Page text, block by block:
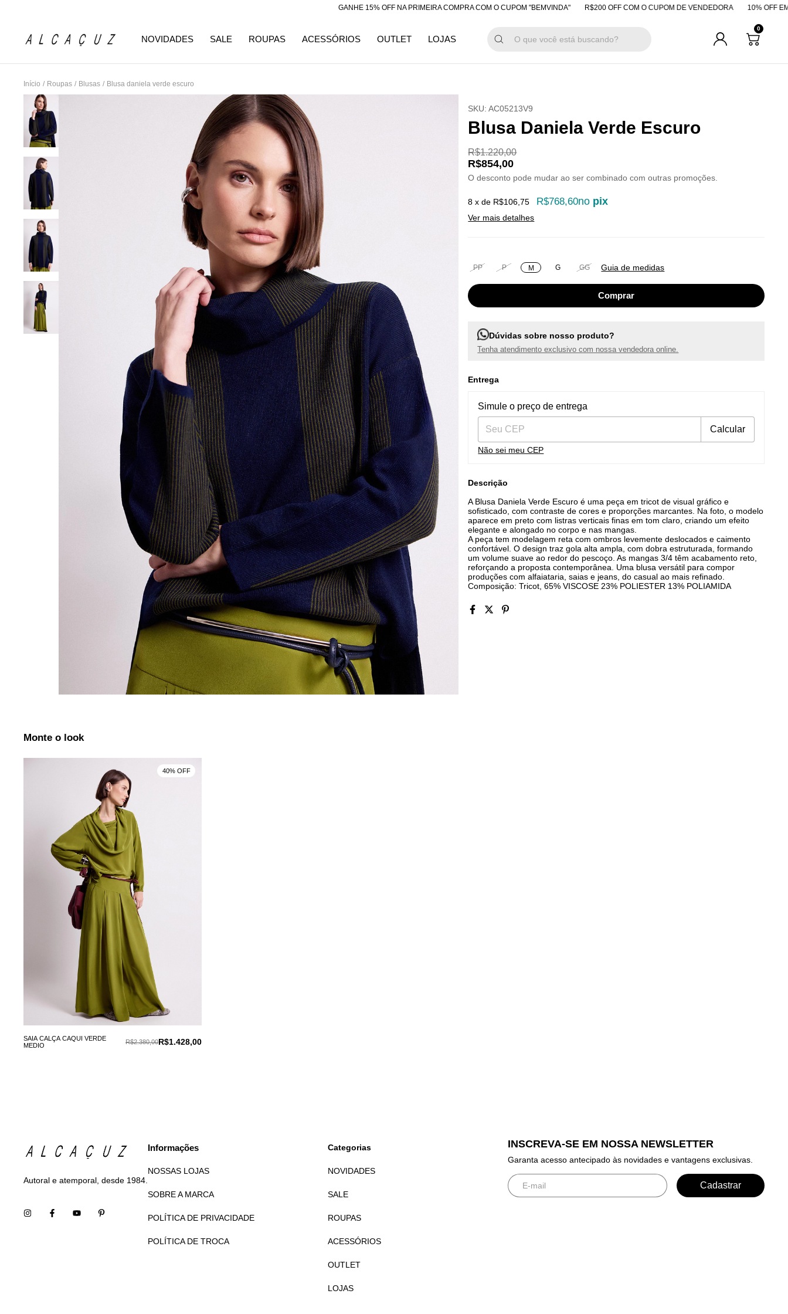
GANHE 15% OFF NA PRIMEIRA COMPRA COM O CUPOM "BEMVINDA" R$200 OFF COM O CUPOM DE VENDEDORA 10% OFF EM
NOVIDADES SALE ROUPAS ACESSÓRIOS OUTLET LOJAS
0
Início / Roupas / Blusas / Blusa daniela verde escuro
SKU:AC05213V9
Blusa Daniela Verde Escuro
R$1.220,00
R$854,00
O desconto pode mudar ao ser combinado com outras promoções.
8 x de R$106,75 R$768,60no pix
Ver mais detalhes
PP P M G GG Guia de medidas
Dúvidas sobre nosso produto?
Tenha atendimento exclusivo com nossa vendedora online.
Entrega
Entregas para o CEP:
Simule o preço de entrega
Calcular
Não sei meu CEP
Descrição
A Blusa Daniela Verde Escuro é uma peça em tricot de visual gráfico e
sofisticado, com contraste de cores e proporções marcantes. Na foto, o modelo
aparece em preto com listras verticais finas em tom claro, criando um efeito
elegante e alongado no corpo e nas mangas.
A peça tem modelagem reta com ombros levemente deslocados e caimento
confortável. O design traz gola alta ampla, com dobra estruturada, formando
um volume suave ao redor do pescoço. As mangas 3/4 têm acabamento reto,
reforçando a proposta contemporânea. Uma blusa versátil para compor
produções com alfaiataria, saias e jeans, do casual ao mais refinado.
Composição: Tricot, 65% VISCOSE 23% POLIESTER 13% POLIAMIDA
Monte o look
SAIA CALÇA CAQUI VERDE
MEDIO
R$1.428,00
R$2.380,00
40% OFF
Autoral e atemporal, desde 1984.
Informações
NOSSAS LOJAS
SOBRE A MARCA
POLÍTICA DE PRIVACIDADE
POLÍTICA DE TROCA
Categorias
NOVIDADES
SALE
ROUPAS
ACESSÓRIOS
OUTLET
LOJAS
INSCREVA-SE EM NOSSA NEWSLETTER
Garanta acesso antecipado às novidades e vantagens exclusivas.